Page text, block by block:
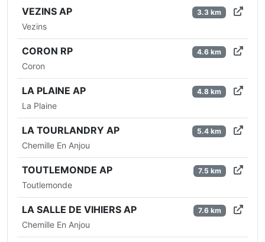
VEZINS AP
Vezins
3.3 km
CORON RP
Coron
4.6 km
LA PLAINE AP
La Plaine
4.8 km
LA TOURLANDRY AP
Chemille En Anjou
5.4 km
TOUTLEMONDE AP
Toutlemonde
7.5 km
LA SALLE DE VIHIERS AP
Chemille En Anjou
7.6 km